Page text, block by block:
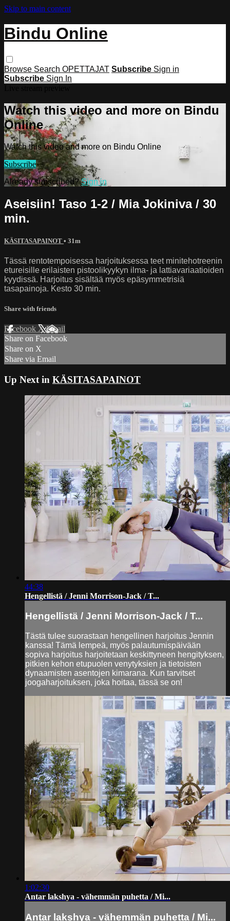
Skip to main content
Bindu Online
Browse Search OPETTAJAT Subscribe Sign in
Subscribe Sign In
Watch this video and more on Bindu
Online
Watch this video and more on Bindu Online
Subscribe
Already subscribed?Sign in
Aseisiin! Taso 1-2 / Mia Jokiniva / 30
min.
KÄSITASAPAINOT • 31m
Tässä rentotempoisessa harjoituksessa teet minitehotreenin
etureisille erilaisten pistoolikyykyn ilma- ja lattiavariaatioiden
kyydissä. Harjoitus sisältää myös epäsymmetrisiä
tasapainoja. Kesto 30 min.
Share with friends
Facebook XEmail
Share on Facebook
Share on X
Share via Email
Up Next in KÄSITASAPAINOT
44:38
Hengellistä / Jenni Morrison-Jack / T...
Hengellistä / Jenni Morrison-Jack / T...
Tästä tulee suorastaan hengellinen harjoitus Jennin
kanssa! Tämä lempeä, myös palautumispäivään
sopiva harjoitus harjoitetaan keskittyneen hengityksen,
pitkien kehon etupuolen venytyksien ja tietoisten
dynaamisten asentojen kimarana. Kun tarvitset
joogaharjoituksen, joka hoitaa, tässä se on!
1:02:30
Antar lakshya - vähemmän puhetta / Mi...
Antar lakshya - vähemmän puhetta / Mi...